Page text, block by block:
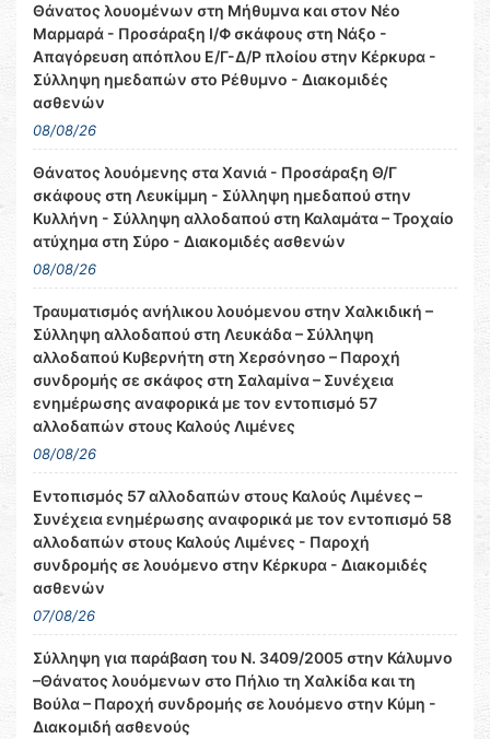
Θάνατος λουομένων στη Μήθυμνα και στον Νέο
Μαρμαρά - Προσάραξη Ι/Φ σκάφους στη Νάξο -
Απαγόρευση απόπλου Ε/Γ-Δ/Ρ πλοίου στην Κέρκυρα -
Σύλληψη ημεδαπών στο Ρέθυμνο - Διακομιδές
ασθενών
08/08/26
Θάνατος λουόμενης στα Χανιά - Προσάραξη Θ/Γ
σκάφους στη Λευκίμμη - Σύλληψη ημεδαπού στην
Κυλλήνη - Σύλληψη αλλοδαπού στη Καλαμάτα – Τροχαίο
ατύχημα στη Σύρο - Διακομιδές ασθενών
08/08/26
Τραυματισμός ανήλικου λουόμενου στην Χαλκιδική –
Σύλληψη αλλοδαπού στη Λευκάδα – Σύλληψη
αλλοδαπού Κυβερνήτη στη Χερσόνησο – Παροχή
συνδρομής σε σκάφος στη Σαλαμίνα – Συνέχεια
ενημέρωσης αναφορικά με τον εντοπισμό 57
αλλοδαπών στους Καλούς Λιμένες
08/08/26
Εντοπισμός 57 αλλοδαπών στους Καλούς Λιμένες –
Συνέχεια ενημέρωσης αναφορικά με τον εντοπισμό 58
αλλοδαπών στους Καλούς Λιμένες - Παροχή
συνδρομής σε λουόμενο στην Κέρκυρα - Διακομιδές
ασθενών
07/08/26
Σύλληψη για παράβαση του Ν. 3409/2005 στην Κάλυμνο
–Θάνατος λουόμενων στο Πήλιο τη Χαλκίδα και τη
Βούλα – Παροχή συνδρομής σε λουόμενο στην Κύμη -
Διακομιδή ασθενούς